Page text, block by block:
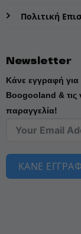
Πολιτική
Newsletter
Κάνε εγγραφή για
Boogooland & τις
παραγγελία!
ΚΑΝΕ